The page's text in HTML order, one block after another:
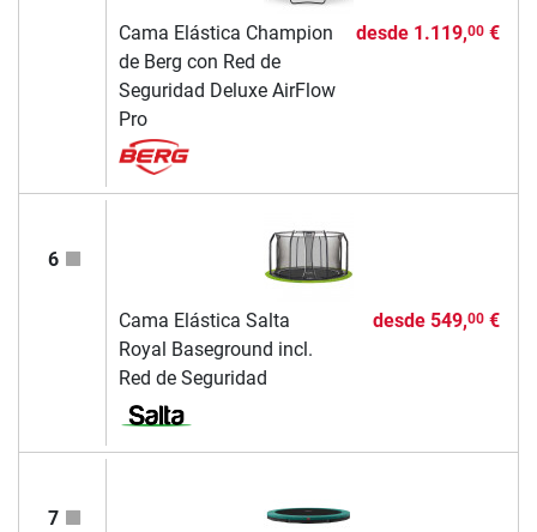
Cama Elástica Champion
de Berg con Red de
Seguridad Deluxe AirFlow
Pro
desde 1.119,00€
6
Cama Elástica Salta
Royal Baseground incl.
Red de Seguridad
desde 549,00€
7